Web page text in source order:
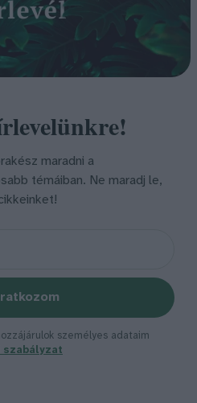
maradni a
témáiban. Ne maradj le,
személyes adataim